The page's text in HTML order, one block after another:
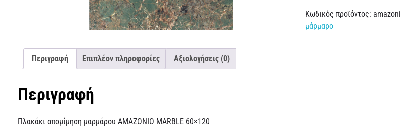
Κωδικός προϊόντος:
μάρμαρο
Περιγραφή Επιπλέον πληροφορίες Αξιολογήσεις (0)
Περιγραφή
Πλακάκι απομίμηση μαρμάρου AMAZONIO MARBLE 60×120